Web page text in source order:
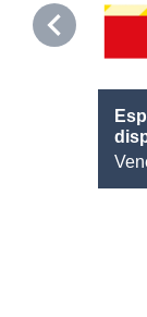
chevron_left